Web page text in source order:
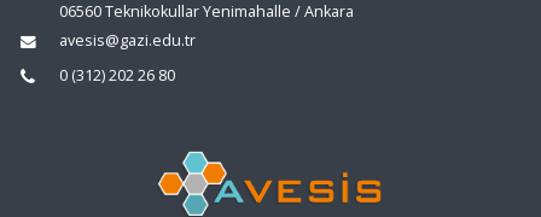
06560 Teknikokullar Yenimahalle / Ankara
avesis@gazi.edu.tr
0 (312) 202 26 80